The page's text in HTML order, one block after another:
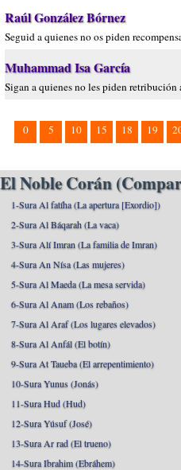
Raúl González Bórnez
Seguid a quienes no os piden
Muhammad Isa García
Sigan a quienes no les piden
0 5 10 15 18 19
El Noble Corán
1-Sura Al fatíha (La apertura [Exordio])
2-Sura Al Báqarah (La vaca)
3-Sura Alí Imran (La familia de Imran)
4-Sura An Nísa (Las mujeres)
5-Sura Al Maeda (La mesa servida)
6-Sura Al Anam (Los rebaños)
7-Sura Al Araf (Los lugares elevados)
8-Sura Al Anfál (El botín)
9-Sura At Taueba (El arrepentimiento)
10-Sura Yunus (Jonás)
11-Sura Hud (Hud)
12-Sura Yúsuf (José)
13-Sura Ar rad (El trueno)
14-Sura Ibrahim (Ebráhem)